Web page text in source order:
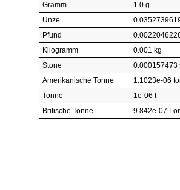
Gramm
1.0 g
Unze
Pfund
Kilogramm
0.001 kg
Stone
0.000157473
Amerikanische Tonne
1.1023e-06
Tonne
1e-06 t
Britische Tonne
9.842e-07